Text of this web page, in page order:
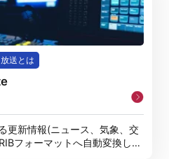
送とは
更新情報(ニュース、気象、交
フォーマットへ自動変換しデ